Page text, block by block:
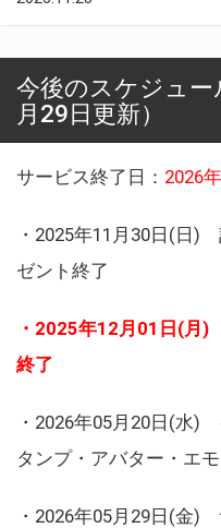
今後のスケジュ
月29日更新）
サービス終了日： 2026
・2025年11月30日(日)
ゼント終了
・2025年12月01日(月
終了
・2026年05月20日(水)
タンプ・アバター・エ
・2026年05月29日(金)